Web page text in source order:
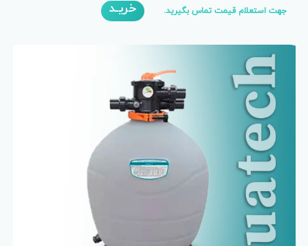
جهت استعلام قیمت تماس بگیرید. خریـد